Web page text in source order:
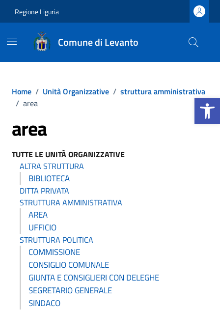
Apri la
Regione Liguria
Comune di Levanto
Home / Unità Organizzative / struttura amministrativa
/ area
area
TUTTE LE UNITÀ ORGANIZZATIVE
ALTRA STRUTTURA
BIBLIOTECA
DITTA PRIVATA
STRUTTURA AMMINISTRATIVA
AREA
UFFICIO
STRUTTURA POLITICA
COMMISSIONE
CONSIGLIO COMUNALE
GIUNTA E CONSIGLIERI CON DELEGHE
SEGRETARIO GENERALE
SINDACO